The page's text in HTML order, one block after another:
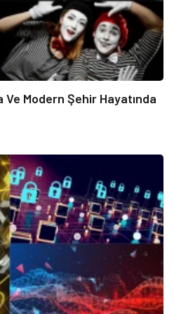
Ve Modern Şehir Hayatında